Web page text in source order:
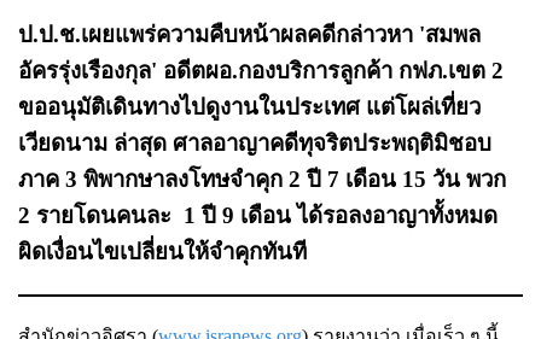
ป.ป.ช.เผยแพร่ความคืบหน้าผลคดีกล่าวหา 'สมพล
อัครรุ่งเรืองกุล' อดีตผอ.กองบริการลูกค้า กฟภ.เขต 2
ขออนุมัติเดินทางไปดูงานในประเทศ แต่โผล่เที่ยว
เวียดนาม ล่าสุด ศาลอาญาคดีทุจริตประพฤติมิชอบ
ภาค 3 พิพากษาลงโทษจำคุก 2 ปี 7 เดือน 15 วัน พวก
2 รายโดนคนละ 1 ปี 9 เดือน ได้รอลงอาญาทั้งหมด
ผิดเงื่อนไขเปลี่ยนให้จำคุกทันที